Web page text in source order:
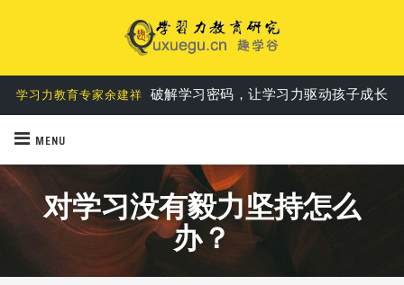
学习力六要素说 第一个基于实践的学习力教育理论
学习力教育专家余建祥 破解学习密码，让学习力驱动孩子成长
MENU
对学习没有毅力坚持怎么
办？